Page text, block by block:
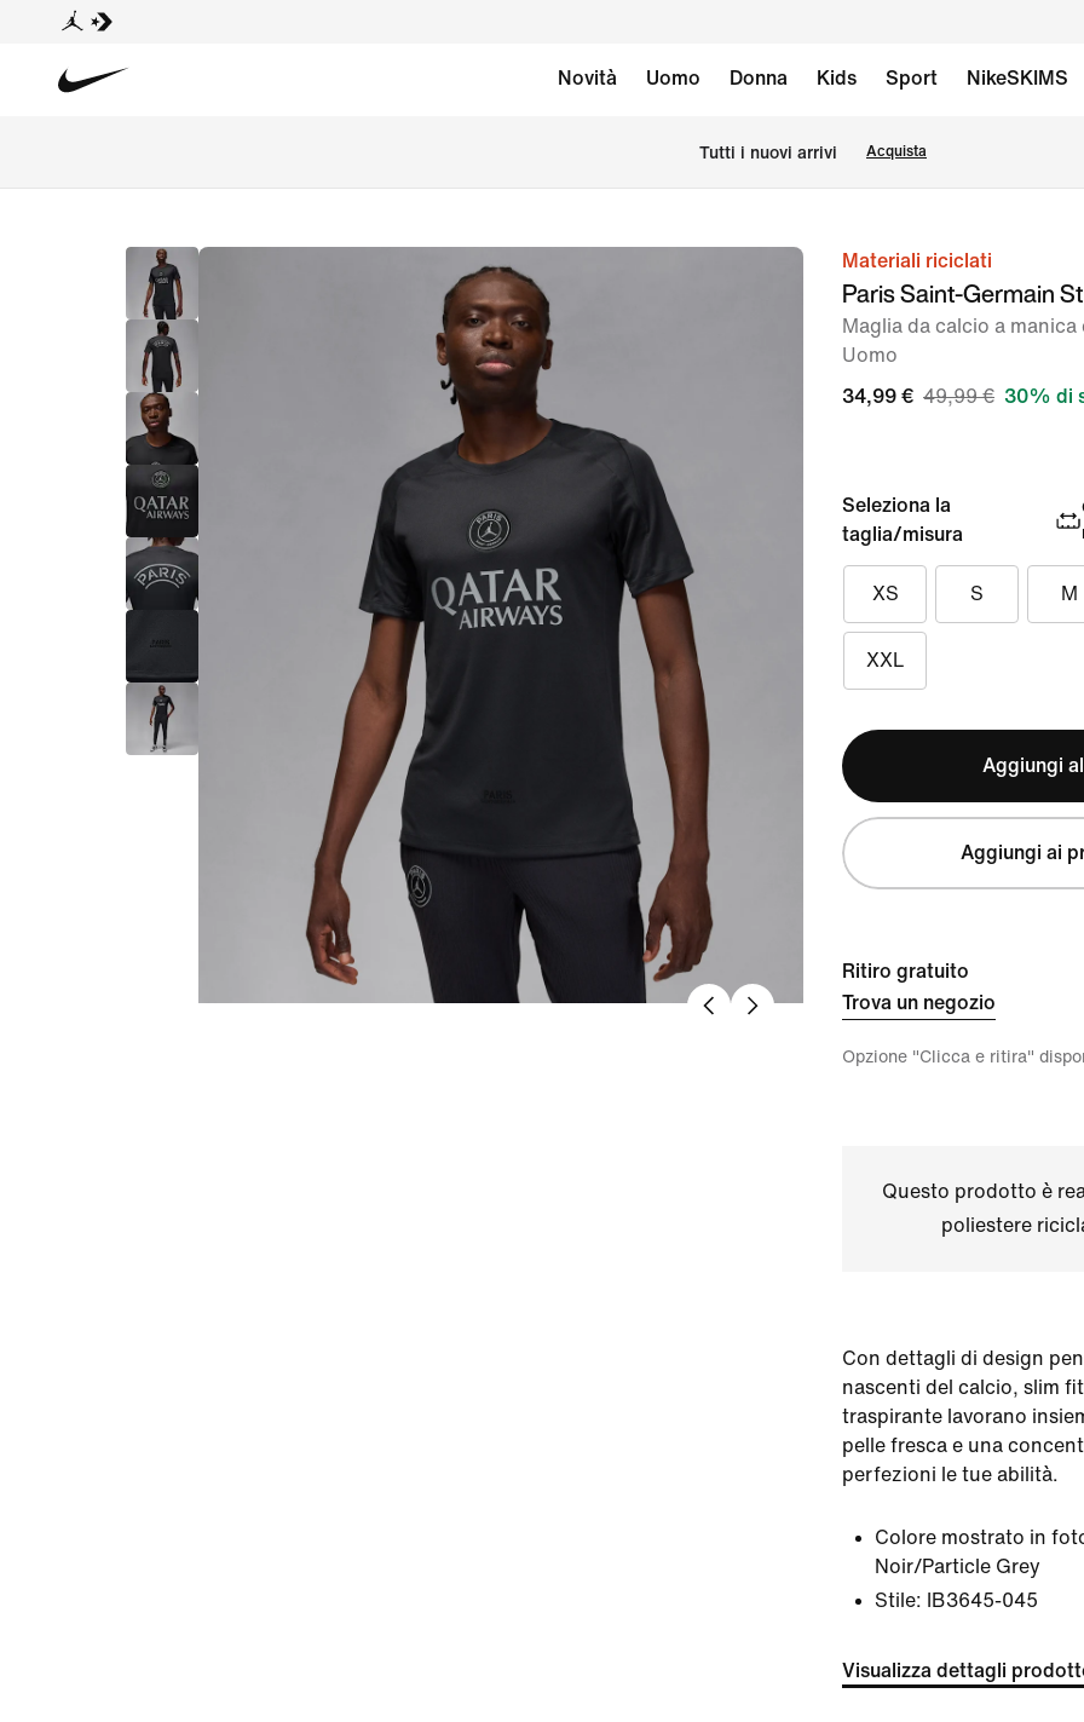
Novità Uomo Donna Kids Sport NikeSKIMS
Tutti i nuovi arrivi Acquista
immagine
Materiali riciclati
Paris Saint-Germain
Maglia da calcio a
Uomo
34,99 € 49,99 € 30% di
Seleziona la
taglia/misura
XS S M
XXL
Aggiungi
Aggiungi ai
Ritiro gratuito
Trova un negozio
Opzione "Clicca e ritira"
Questo prodotto è
poliestere
Con dettagli di design
nascenti del calcio, slim
traspirante lavorano
pelle fresca e una
perfezioni le tue abilità.
Colore mostrato in
Noir/Particle Grey
Stile:
IB3645-045
Visualizza dettagli